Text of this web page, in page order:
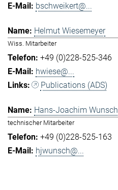
bschweikert@...
Helmut Wiesemeyer
Wiss. Mitarbeiter
+49 (0)228-525-346
hwiese@...
Publications (ADS)
Hans-Joachim Wunsch
technischer Mitarbeiter
+49 (0)228-525-163
hjwunsch@...